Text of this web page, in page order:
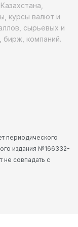
курсы валют и
сырьевых и
бирж, компаний.
периодического
издания №166332-
не совпадать с